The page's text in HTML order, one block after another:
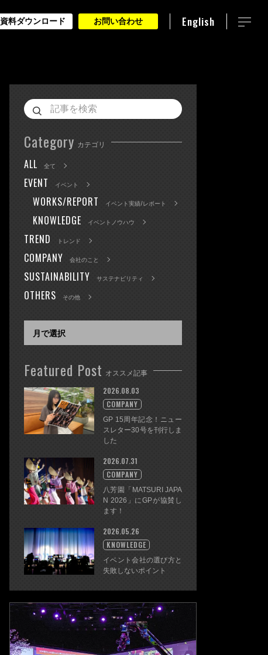
資料ダウンロード お問い合わせ English
Category カテゴリ
ALL 全て
EVENT イベント
WORKS/REPORT イベント実績/レポート
KNOWLEDGE イベントノウハウ
TREND トレンド
COMPANY 会社のこと
SUSTAINABILITY サステナビリティ
OTHERS その他
Featured Post オススメ記事
GP 15周年記念！ニュー
スレター30号を刊行しま
した
2026.08.03
COMPANY
八芳園「MATSURI JAPA
N 2026」にGPが協賛し
ます！
2026.07.31
COMPANY
イベント会社の選び方と
失敗しないポイント
2026.05.26
KNOWLEDGE